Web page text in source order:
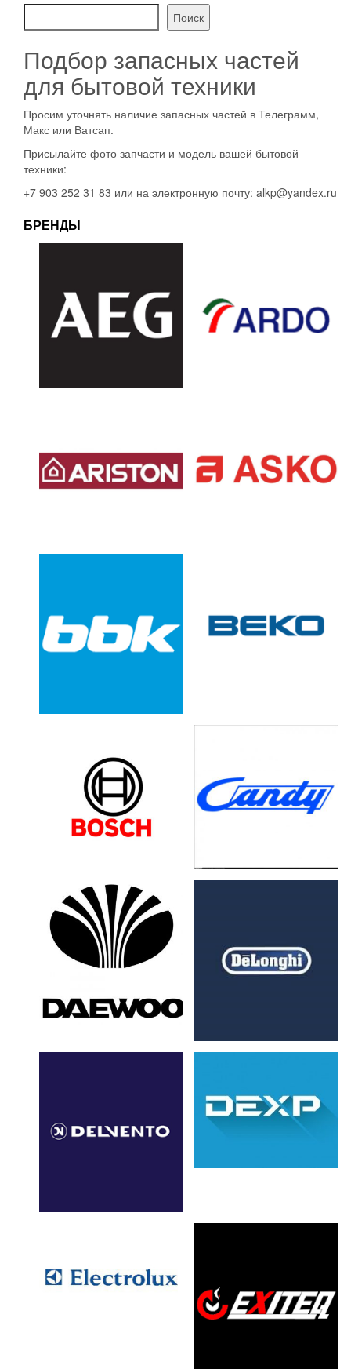
Поиск
Подбор запасных частей
для бытовой техники
Просим уточнять наличие запасных частей в Телеграмм,
Макс или Ватсап.
Присылайте фото запчасти и модель вашей бытовой
техники:
+7 903 252 31 83 или на электронную почту: alkp@yandex.ru
БРЕНДЫ